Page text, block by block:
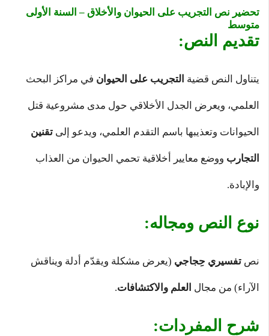
تحضير نص التجريب على الحيوان والأخلاق – السنة الأولى
متوسط
تقديم النص:
يتناول النص قضية التجريب على الحيوان في مراكز البحث
العلمي، ويعرض الجدل الأخلاقي حول مدى مشروعية قتل
الحيوانات وتعذيبها باسم التقدم العلمي، ويدعو إلى تقنين
التجارب ووضع معايير أخلاقية تحمي الحيوان من العذاب
والإبادة.
نوع النص ومجاله:
نص تفسيري حِجاجي (يعرض مشكلة ويقدّم أدلة ويناقش
الآراء) من مجال العلم والاكتشافات.
شرح المفردات: